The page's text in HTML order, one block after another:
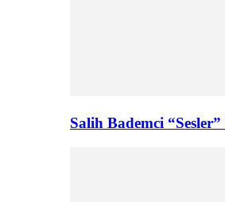
Salih Bademci